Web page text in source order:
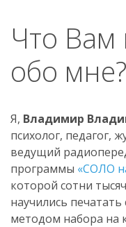
Что Вам
обо мне?
Я, Владимир
психолог, педагог,
ведущий
программы «СОЛО
которой сотни
научились
методом набора на